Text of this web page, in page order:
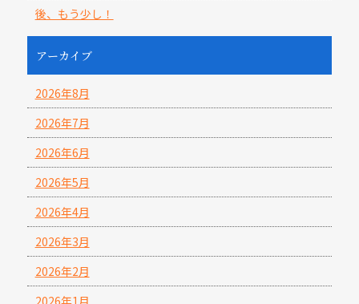
後、もう少し！
アーカイブ
2026年8月
2026年7月
2026年6月
2026年5月
2026年4月
2026年3月
2026年2月
2026年1月